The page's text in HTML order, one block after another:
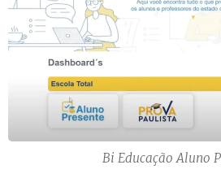
Bi Educação Aluno